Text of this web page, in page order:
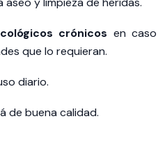
crónicos en caso
que lo requieran.
diario.
de buena calidad.